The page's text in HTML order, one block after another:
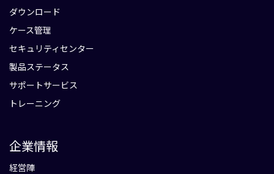
ダウンロード
ケース管理
セキュリティセンター
製品ステータス
サポートサービス
トレーニング
企業情報
経営陣